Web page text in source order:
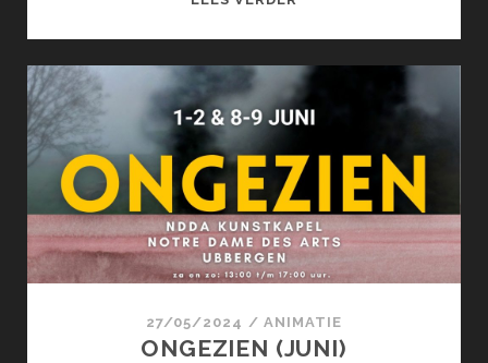
27/05/2024 / ANIMATIE
ONGEZIEN (JUNI)